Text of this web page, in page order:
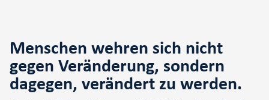
Menschen wehren sich nicht
gegen Veränderung, sondern
dagegen, verändert zu werden.